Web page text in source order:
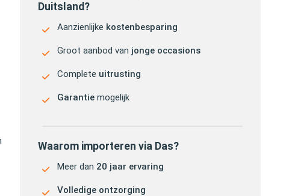
Duitsland?
Aanzienlijke kostenbesparing
Groot aanbod van jonge occasions
Complete uitrusting
Garantie mogelijk
Waarom importeren via Das?
Meer dan 20 jaar ervaring
Volledige ontzorging